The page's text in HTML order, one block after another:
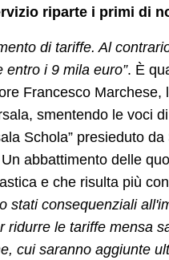
riparte i primi di
di tariffe. Al
i 9 mila euro”. È
Francesco Marchese,
smentendo le voci
Schola” presieduto
abbattimento delle
e che risulta più
stati consequenziali
ridurre le tariffe mensa
cui saranno aggiunte